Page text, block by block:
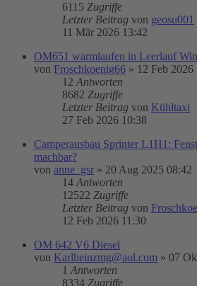
6115 Zugriffe
Letzter Beitrag von geosu001
11 Mär 2026 13:42
OM651 warmlaufen in Leerlauf
von Froschkoenig66 » 12 Feb 2026
12 Antworten
8682 Zugriffe
Letzter Beitrag von Kühltaxi
27 Feb 2026 10:38
Camperausbau Sprinter L1H1:
machbar?
von anne_gsr » 20 Aug 2025 08:42
14 Antworten
12522 Zugriffe
Letzter Beitrag von
12 Feb 2026 11:30
OM 642 V6 Diesel
von Karlheinzmg@aol.com » 07
1 Antworten
8334 Zugriffe